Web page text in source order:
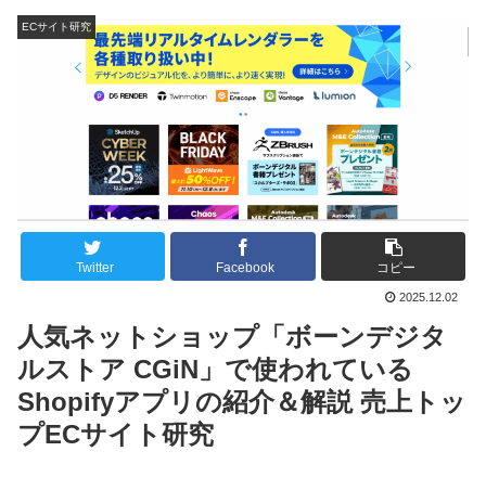
ECサイト研究
Twitter Facebook コピー
2025.12.02
人気ネットショップ「ボーンデジタ
ルストア CGiN」で使われている
Shopifyアプリの紹介＆解説 売上トッ
プECサイト研究